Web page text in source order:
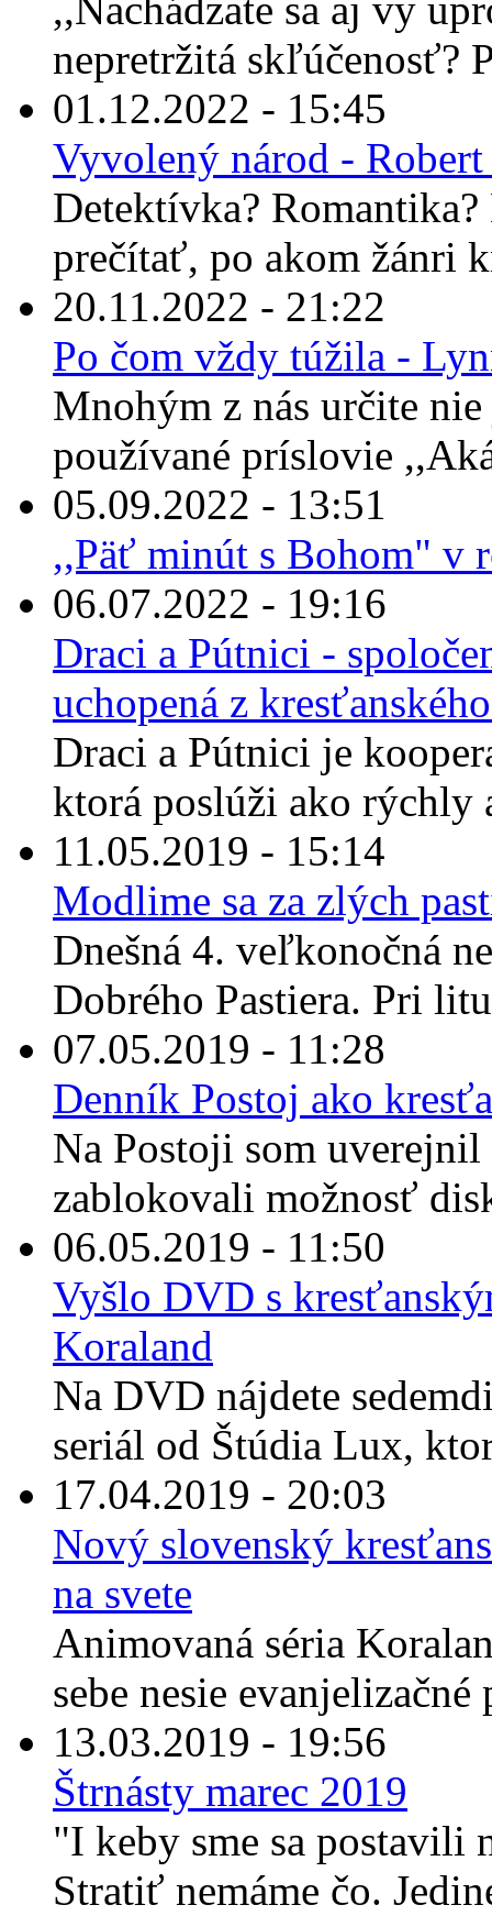
,,Nachádzate sa aj vy
nepretržitá skľúčenosť?
01.12.2022 - 15:45
Vyvolený národ -
Detektívka?
prečítať, po akom žánri
20.11.2022 - 21:22
Po čom vždy túžila -
Mnohým z nás určite nie
používané príslovie
05.09.2022 - 13:51
,,Päť minút s Bohom" v
06.07.2022 - 19:16
Draci a Pútnici -
uchopená z
Draci a Pútnici je
ktorá poslúži ako rýchly
11.05.2019 - 15:14
Modlime sa za zlých
Dnešná 4. veľkonočná
Dobrého Pastiera. Pri
07.05.2019 - 11:28
Denník Postoj ako
Na Postoji som
zablokovali možnosť
06.05.2019 - 11:50
Vyšlo DVD s
Koraland
Na DVD nájdete
seriál od Štúdia Lux,
17.04.2019 - 20:03
Nový slovenský
na svete
Animovaná séria
sebe nesie evanjelizačné
13.03.2019 - 19:56
Štrnásty marec 2019
"I keby sme sa postavili
Stratiť nemáme čo.